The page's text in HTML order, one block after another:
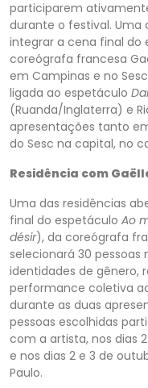
participarem
durante o festival. Uma
integrar a cena final do
coreógrafa francesa
em Campinas e no
ligada ao espetáculo
(Ruanda/Inglaterra) e
apresentações tanto
do Sesc na capital, no
Residência com
Uma das residências
final do espetáculo Ao
désir), da coreógrafa
selecionará 30 pessoas
identidades de gênero,
performance coletiva
durante as duas
pessoas escolhidas
com a artista, nos dias
e nos dias 2 e 3 de
Paulo.